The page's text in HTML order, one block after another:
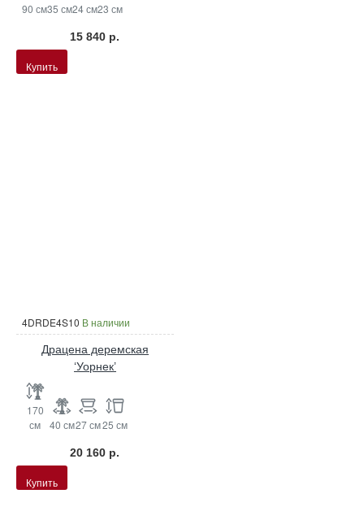
90 см35 см24 см23 см
15 840 р.
Купить
4DRDE4S10 В наличии
Драцена деремская
‘Уорнек’
170
см
40 см27 см25 см
20 160 р.
Купить